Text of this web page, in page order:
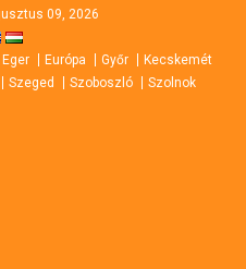
09, 2026
Eger Európa Győr
Kecskemét
Szeged Szoboszló Szolnok